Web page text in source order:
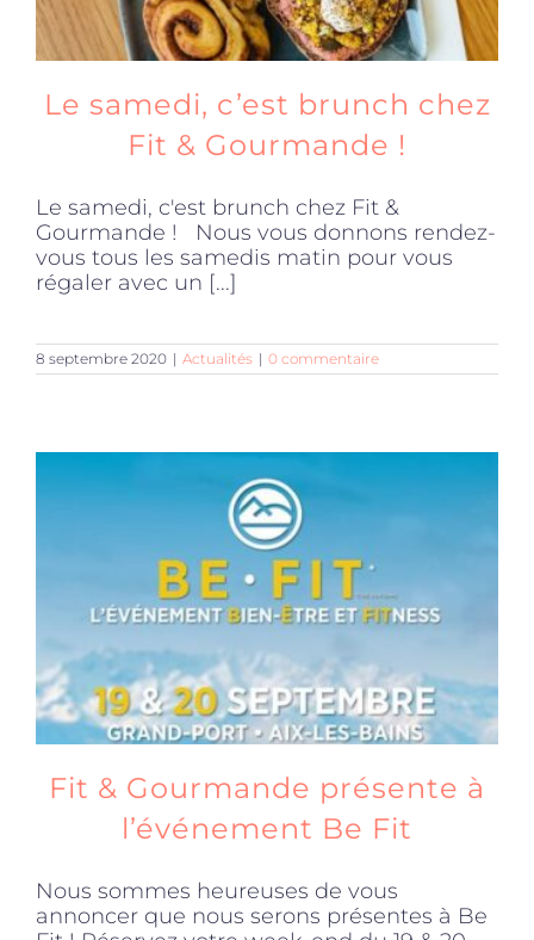
Le samedi, c’est brunch chez
Fit & Gourmande !
Le samedi, c'est brunch chez Fit &
Gourmande ! Nous vous donnons rendez-
vous tous les samedis matin pour vous
régaler avec un [...]
8 septembre 2020 | Actualités | 0 commentaire
Fit & Gourmande présente à
l’événement Be Fit
Nous sommes heureuses de vous
annoncer que nous serons présentes à Be